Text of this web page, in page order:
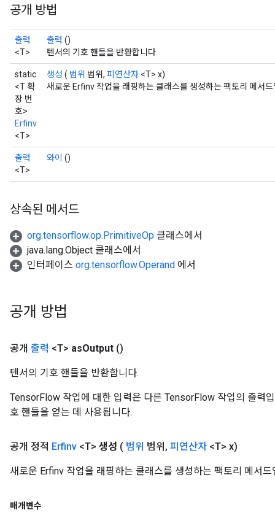
공개 방법
출력
<T>
출력 ()
텐서의 기호 핸들을 반환합니다.
static
<T 확
장 번
호>
Erfinv
<T>
생성 ( 범위 범위, 피연산자 <T> x)
새로운 Erfinv 작업을 래핑하는 클래스를 생성하는 팩토리 메서드
출력
<T>
와이 ()
상속된 메서드
org.tensorflow.op.PrimitiveOp 클래스에서
java.lang.Object 클래스에서
인터페이스 org.tensorflow.Operand 에서
공개 방법
공개 출력 <T> asOutput ()
텐서의 기호 핸들을 반환합니다.
TensorFlow 작업에 대한 입력은 다른 TensorFlow 작업의 출력
호 핸들을 얻는 데 사용됩니다.
공개 정적 Erfinv <T> 생성 ( 범위 범위 , 피연산자 <T> x)
새로운 Erfinv 작업을 래핑하는 클래스를 생성하는 팩토리 메서드
매개변수